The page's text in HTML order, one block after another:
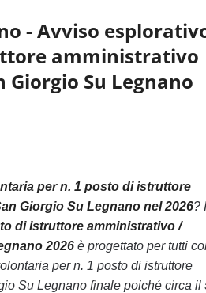
- Avviso
amministrativo
Su Legnano
per n. 1 posto di istruttore
Giorgio Su Legnano nel 2026?
di istruttore amministrativo /
2026è progettato per tutti
per n. 1 posto di istruttore
Su Legnano finale poiché circa il